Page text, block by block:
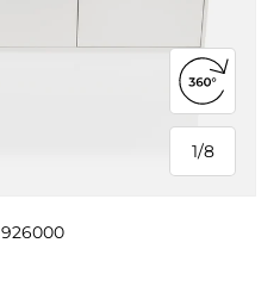
1/
af
8
Åbn
926000